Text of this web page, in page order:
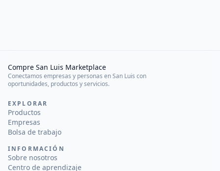
Compre San Luis Marketplace
Conectamos empresas y personas en San Luis con
oportunidades, productos y servicios.
EXPLORAR
Productos
Empresas
Bolsa de trabajo
INFORMACIÓN
Sobre nosotros
Centro de aprendizaje